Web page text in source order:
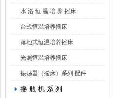
水 浴 恒 温 培 养 摇床
台式恒温培养摇床
落地式恒温培养摇床
光照恒温培养摇床
振荡器（摇床）系列 配件
摇 瓶 机 系 列